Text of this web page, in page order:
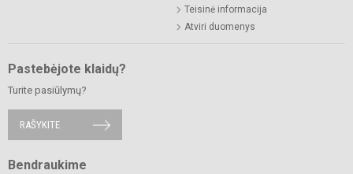
Teisinė informacija
Atviri duomenys
Pastebėjote klaidų?
Turite pasiūlymų?
RAŠYKITE
Bendraukime